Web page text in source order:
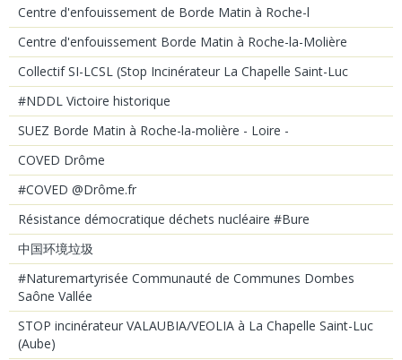
Centre d'enfouissement de Borde Matin à Roche-l
Centre d'enfouissement Borde Matin à Roche-la-Molière
Collectif SI-LCSL (Stop Incinérateur La Chapelle Saint-Luc
#NDDL Victoire historique
SUEZ Borde Matin à Roche-la-molière - Loire -
COVED Drôme
#COVED @Drôme.fr
Résistance démocratique déchets nucléaire #Bure
中国环境垃圾
#Naturemartyrisée Communauté de Communes Dombes
Saône Vallée
STOP incinérateur VALAUBIA/VEOLIA à La Chapelle Saint-Luc
(Aube)